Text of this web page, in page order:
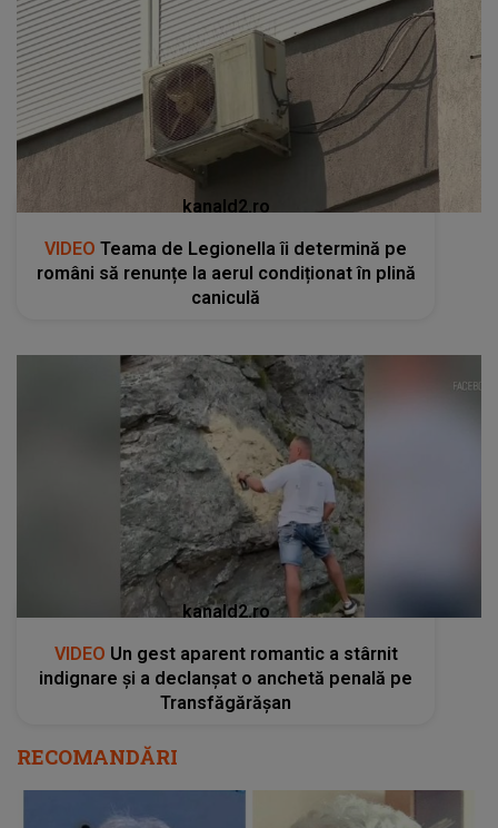
kanald2.ro
VIDEO Teama de Legionella îi determină pe
români să renunțe la aerul condiționat în plină
caniculă
kanald2.ro
VIDEO Un gest aparent romantic a stârnit
indignare și a declanșat o anchetă penală pe
Transfăgărășan
RECOMANDĂRI